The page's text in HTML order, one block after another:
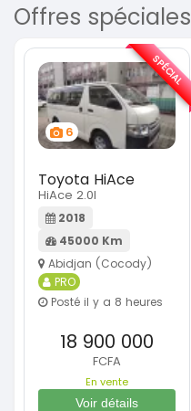
Offres spéciales
6
Toyota HiAce
HiAce 2.0l
2018
45000 Km
Abidjan (Cocody)
PRO
Posté il y a 8 heures
18 900 000
FCFA
En vente
Voir détails
SPÉCIAL